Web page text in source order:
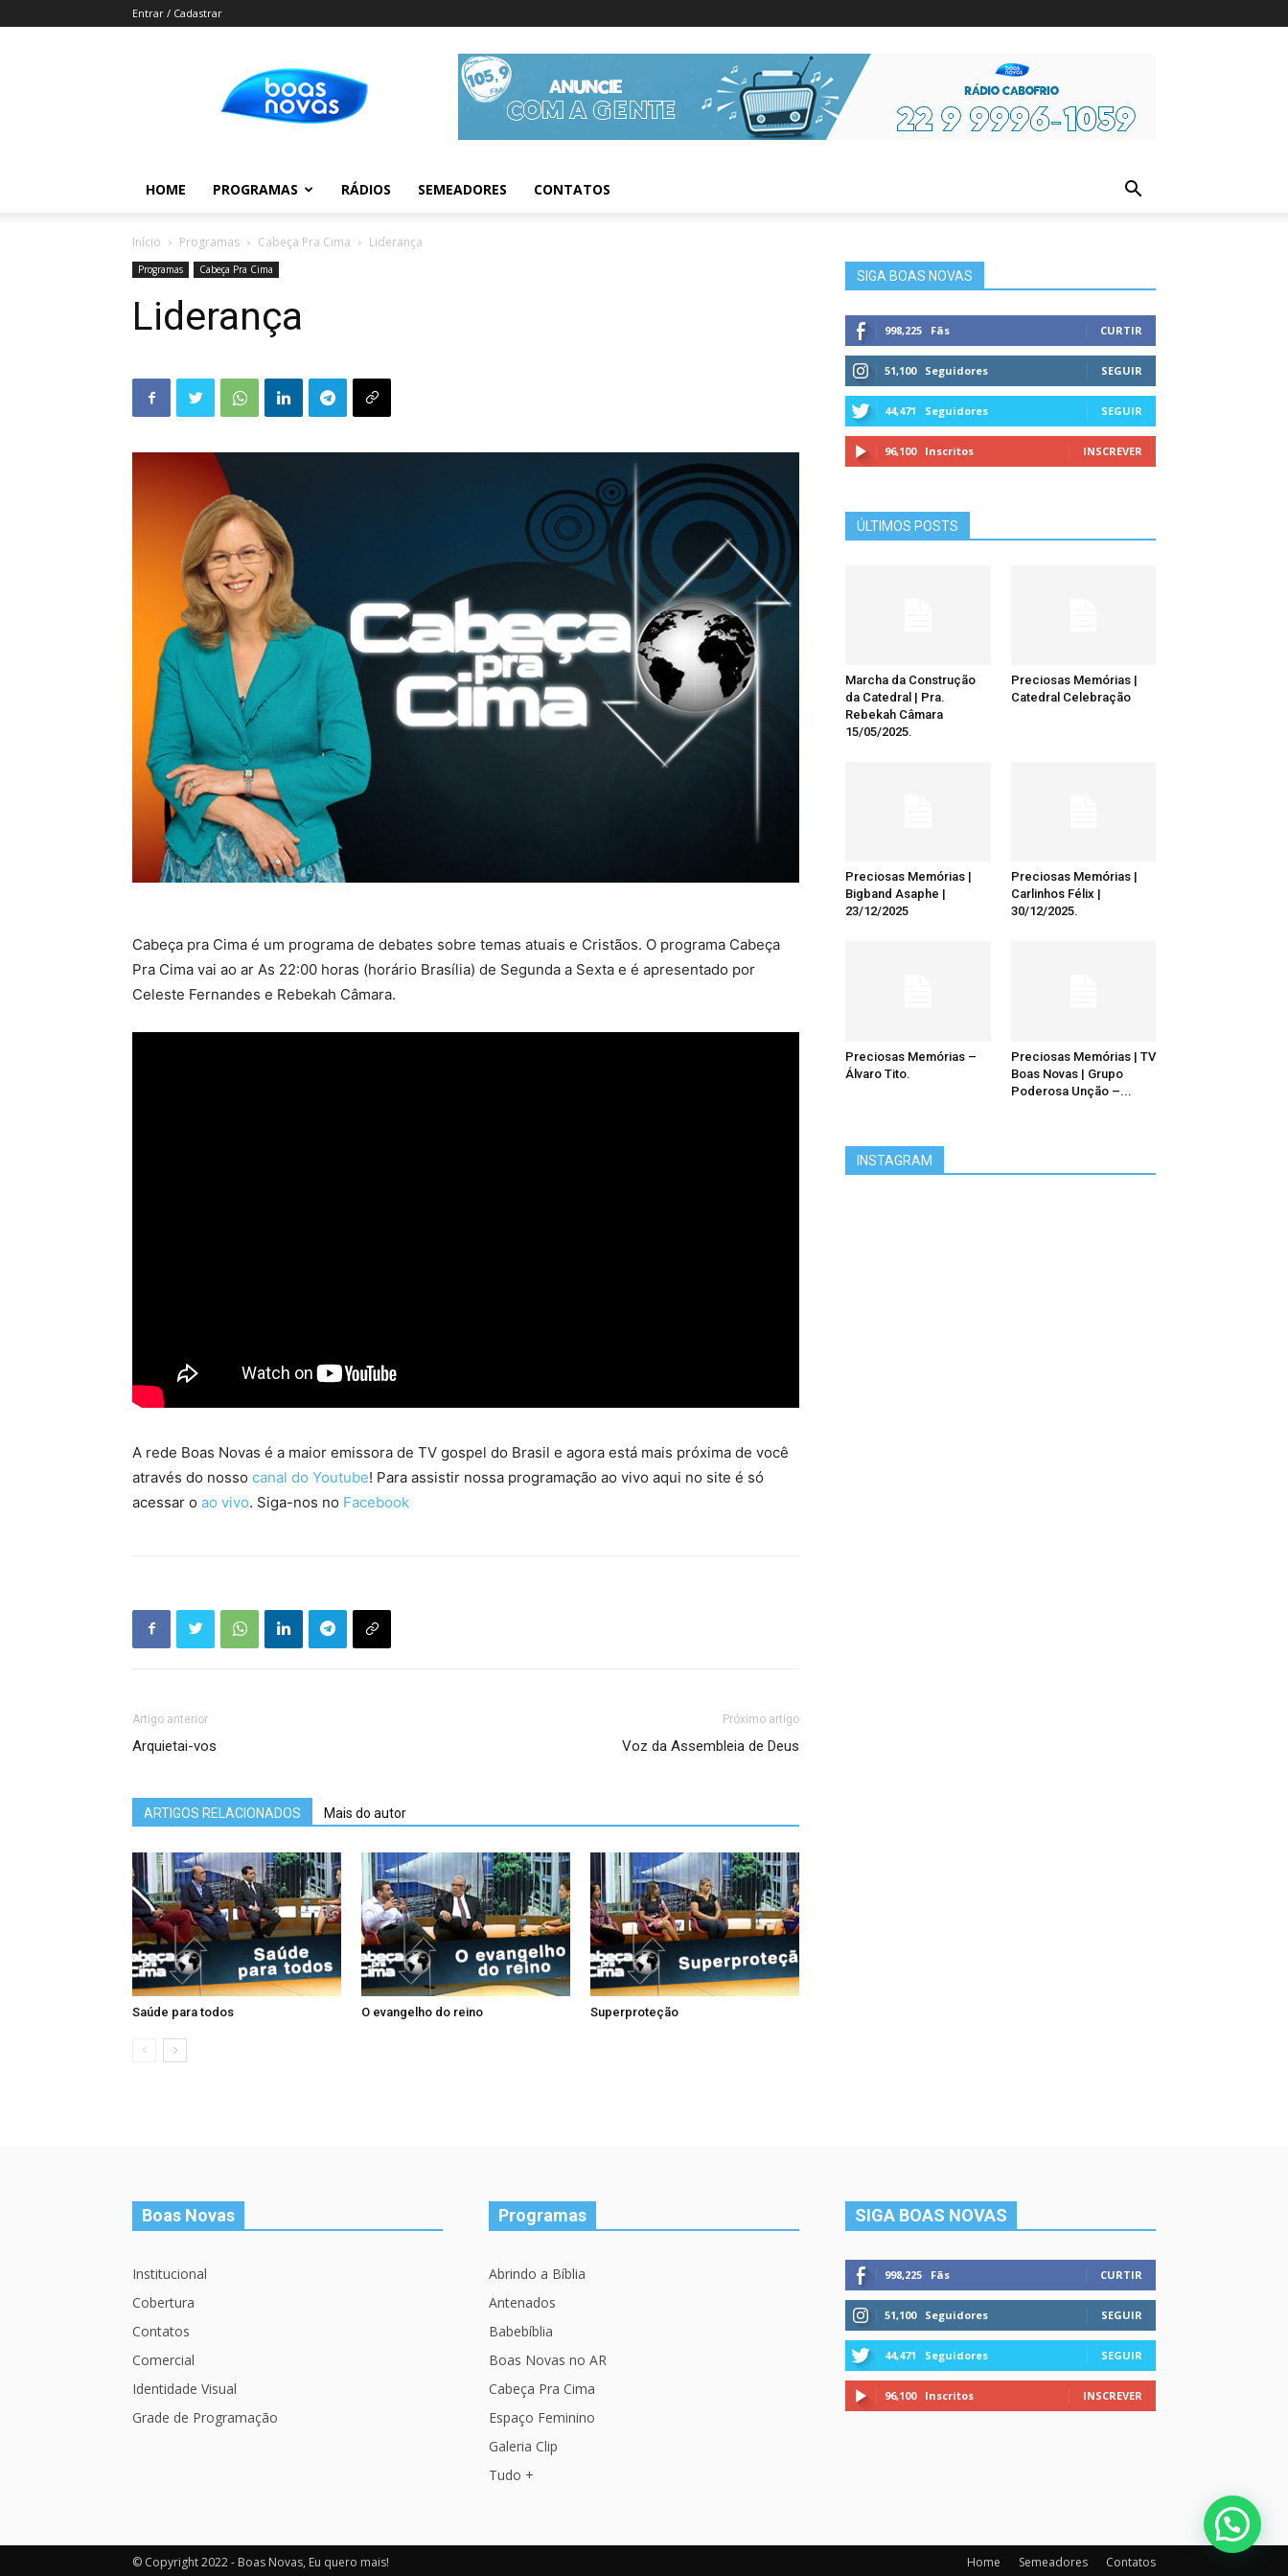
Entrar / Cadastrar
Novas
Informações da Figura
HOME PROGRAMAS RÁDIOS SEMEADORES CONTATOS
Início Programas Cabeça Pra Cima Liderança
Programas Cabeça Pra Cima
Liderança
Cabeça pra Cima é um programa de debates sobre temas atuais e Cristãos. O programa Cabeça
Pra Cima vai ao ar As 22:00 horas (horário Brasília) de Segunda a Sexta e é apresentado por
Celeste Fernandes e Rebekah Câmara.
A rede Boas Novas é a maior emissora de TV gospel do Brasil e agora está mais próxima de você
através do nosso canal do Youtube! Para assistir nossa programação ao vivo aqui no site é só
acessar o ao vivo. Siga-nos no Facebook
Artigo anterior
Arquietai-vos
Próximo artigo
Voz da Assembleia de Deus
ARTIGOS RELACIONADOS Mais do autor
Saúde para todos O evangelho do reino Superproteção
SIGA BOAS NOVAS
998,225 Fãs CURTIR
51,100 Seguidores SEGUIR
44,471 Seguidores SEGUIR
96,100 Inscritos INSCREVER
ÚLTIMOS POSTS
Marcha da Construção
da Catedral | Pra.
Rebekah Câmara
15/05/2025.
Preciosas Memórias |
Catedral Celebração
Preciosas Memórias |
Bigband Asaphe |
23/12/2025
Preciosas Memórias |
Carlinhos Félix |
30/12/2025.
Preciosas Memórias –
Álvaro Tito.
Preciosas Memórias | TV
Boas Novas | Grupo
Poderosa Unção –...
INSTAGRAM
Boas Novas
Institucional
Cobertura
Contatos
Comercial
Identidade Visual
Grade de Programação
Programas
Abrindo a Bíblia
Antenados
Babebíblia
Boas Novas no AR
Cabeça Pra Cima
Espaço Feminino
Galeria Clip
Tudo +
SIGA BOAS NOVAS
998,225 Fãs CURTIR
51,100 Seguidores SEGUIR
44,471 Seguidores SEGUIR
96,100 Inscritos INSCREVER
Home Semeadores Contatos
© Copyright 2022 - Boas Novas, Eu quero mais!